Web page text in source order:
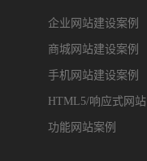
企业网站建设案例
商城网站建设案例
手机网站建设案例
HTML5/响应式网站
功能网站案例